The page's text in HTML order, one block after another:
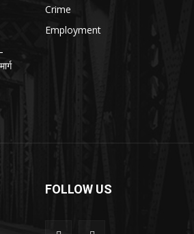
Crime
Employment
FOLLOW US